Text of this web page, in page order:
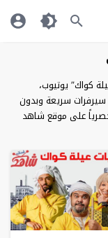
كواك” يوتيوب،
سريعة وبدون
على موقع شاهد